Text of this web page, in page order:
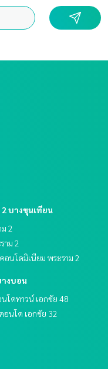
บางขุนเทียน
2
าม 2
อนโดมิเนียม พระราม 2
างบอน
โดทาวน์ เอกชัย 48
อนโด เอกชัย 32